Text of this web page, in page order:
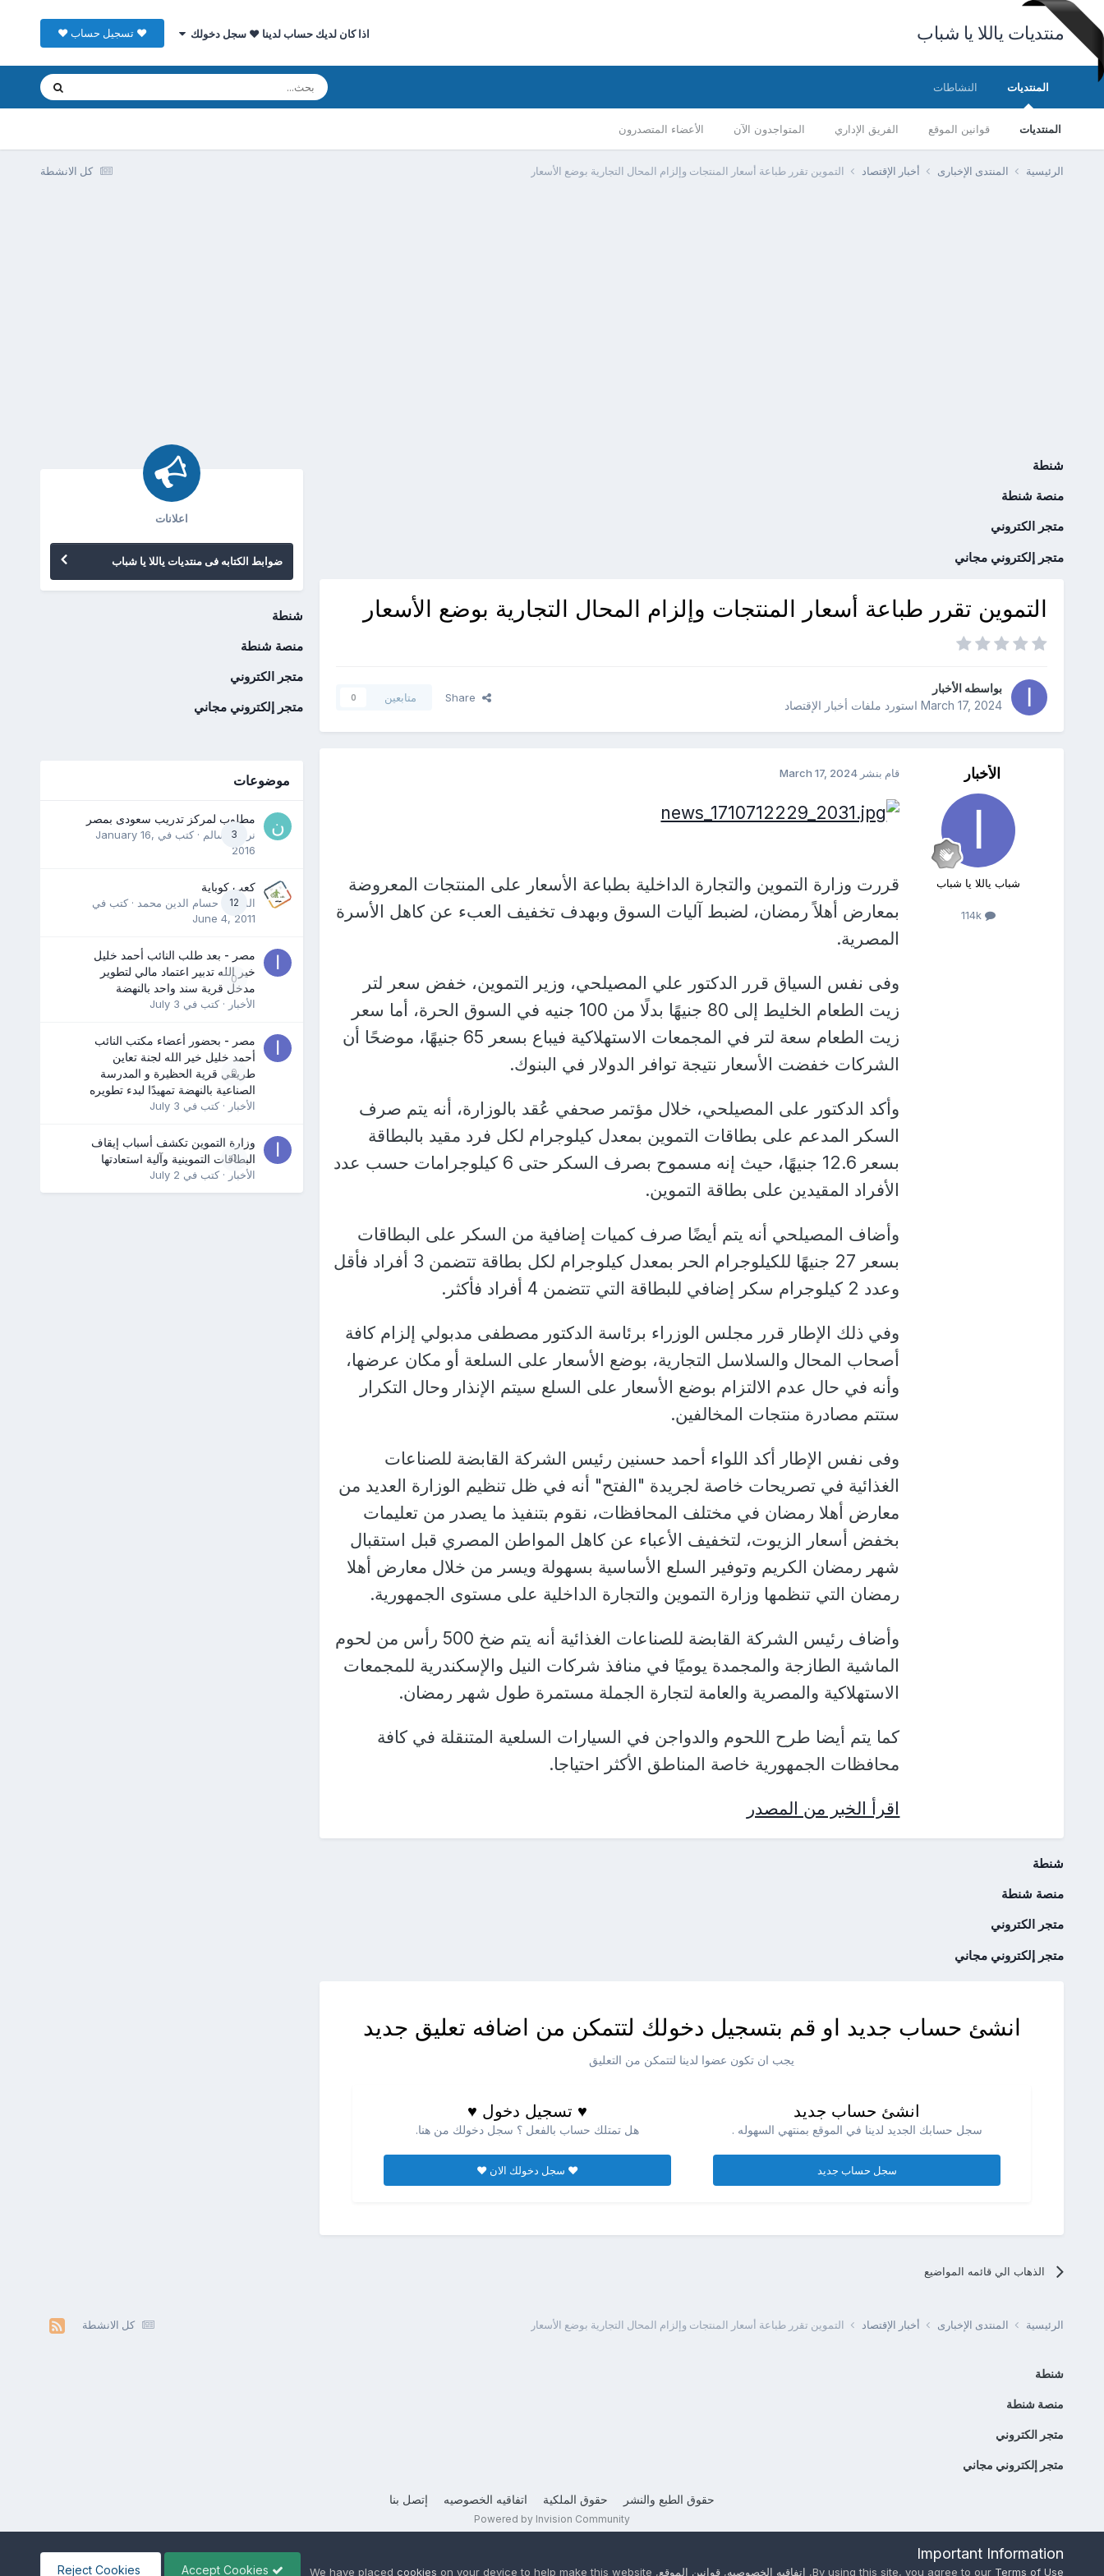
منتديات ياللا يا شباب اذا كان لديك حساب لدينا ♥ سجل دخولك ♥ تسجيل حساب ♥
المنتديات
المنتديات قوانين الموقع الفريق الإداري المتواجدون الآن الأعضاء المتصدرون
النشاطات
كل الانشطة الرئيسية المنتدى الإخبارى أخبار الإقتصاد التموين تقرر طباعة أسعار المنتجات وإلزام المحال التجارية بوضع الأسعار
شنطة
منصة شنطة
متجر الكتروني
متجر إلكتروني مجاني
التموين تقرر طباعة أسعار المنتجات وإلزام المحال التجارية بوضع الأسعار
بواسطه الأخبار
March 17, 2024استورد ملفات أخبار الإقتصاد
Share متابعين 0
الأخبار
شباب ياللا يا شباب
114k
قام بنشر March 17, 2024
قررت وزارة التموين والتجارة الداخلية بطباعة الأسعار على المنتجات المعروضة
بمعارض أهلاً رمضان، لضبط آليات السوق وبهدف تخفيف العبء عن كاهل الأسرة
المصرية.
وفى نفس السياق قرر الدكتور علي المصيلحي، وزير التموين، خفض سعر لتر
زيت الطعام الخليط إلى 80 جنيهًا بدلًا من 100 جنيه في السوق الحرة، أما سعر
زيت الطعام سعة لتر في المجمعات الاستهلاكية فيباع بسعر 65 جنيهًا، موضحًا أن
الشركات خفضت الأسعار نتيجة توافر الدولار في البنوك.
وأكد الدكتور على المصيلحي، خلال مؤتمر صحفي عُقد بالوزارة، أنه يتم صرف
السكر المدعم على بطاقات التموين بمعدل كيلوجرام لكل فرد مقيد بالبطاقة
بسعر 12.6 جنيهًا، حيث إنه مسموح بصرف السكر حتى 6 كيلوجرامات حسب عدد
الأفراد المقيدين على بطاقة التموين.
وأضاف المصيلحي أنه يتم أيضًا صرف كميات إضافية من السكر على البطاقات
بسعر 27 جنيهًا للكيلوجرام الحر بمعدل كيلوجرام لكل بطاقة تتضمن 3 أفراد فأقل
وعدد 2 كيلوجرام سكر إضافي للبطاقة التي تتضمن 4 أفراد فأكثر.
وفي ذلك الإطار قرر مجلس الوزراء برئاسة الدكتور مصطفى مدبولي إلزام كافة
أصحاب المحال والسلاسل التجارية، بوضع الأسعار على السلعة أو مكان عرضها،
وأنه في حال عدم الالتزام بوضع الأسعار على السلع سيتم الإنذار وحال التكرار
ستتم مصادرة منتجات المخالفين.
وفى نفس الإطار أكد اللواء أحمد حسنين رئيس الشركة القابضة للصناعات
الغذائية في تصريحات خاصة لجريدة "الفتح" أنه في ظل تنظيم الوزارة العديد من
معارض أهلا رمضان في مختلف المحافظات، نقوم بتنفيذ ما يصدر من تعليمات
بخفض أسعار الزيوت، لتخفيف الأعباء عن كاهل المواطن المصري قبل استقبال
شهر رمضان الكريم وتوفير السلع الأساسية بسهولة ويسر من خلال معارض أهلا
رمضان التي تنظمها وزارة التموين والتجارة الداخلية على مستوى الجمهورية.
وأضاف رئيس الشركة القابضة للصناعات الغذائية أنه يتم ضخ 500 رأس من لحوم
الماشية الطازجة والمجمدة يوميًا في منافذ شركات النيل والإسكندرية للمجمعات
الاستهلاكية والمصرية والعامة لتجارة الجملة مستمرة طول شهر رمضان.
كما يتم أيضا طرح اللحوم والدواجن في السيارات السلعية المتنقلة في كافة
محافظات الجمهورية خاصة المناطق الأكثر احتياجا.
اقرأ الخبر من المصدر
شنطة
منصة شنطة
متجر الكتروني
متجر إلكتروني مجاني
انشئ حساب جديد او قم بتسجيل دخولك لتتمكن من اضافه تعليق جديد
يجب ان تكون عضوا لدينا لتتمكن من التعليق
انشئ حساب جديد
سجل حسابك الجديد لدينا في الموقع بمنتهي السهوله .
سجل حساب جديد
♥ تسجيل دخول ♥
هل تمتلك حساب بالفعل ؟ سجل دخولك من هنا.
♥ سجل دخولك الان ♥
الذهاب الي قائمه المواضيع
اعلانات
ضوابط الكتابه فى منتديات ياللا يا شباب
شنطة
منصة شنطة
متجر الكتروني
متجر إلكتروني مجاني
موضوعات
3
مطلوب لمركز تدريب سعودى بمصر
نرمين سالم · كتب في January 16,
2016
12
كعب كوباية
المدرب حسام الدين محمد · كتب في
June 4, 2011
0
مصر - بعد طلب النائب أحمد خليل
خير الله تدبير اعتماد مالي لتطوير
مدخل قرية سند واحد بالنهضة
الأخبار · كتب في July 3
0
مصر - بحضور أعضاء مكتب النائب
أحمد خليل خير الله لجنة تعاين
طريقي قرية الحظيرة و المدرسة
الصناعية بالنهضة تمهيدًا لبدء تطويره
الأخبار · كتب في July 3
0
وزارة التموين تكشف أسباب إيقاف
البطاقات التموينية وآلية استعادتها
الأخبار · كتب في July 2
كل الانشطة الرئيسية المنتدى الإخبارى أخبار الإقتصاد التموين تقرر طباعة أسعار المنتجات وإلزام المحال التجارية بوضع الأسعار
شنطة
منصة شنطة
متجر الكتروني
متجر إلكتروني مجاني
حقوق الطبع والنشر حقوق الملكية اتفاقيه الخصوصيه إتصل بنا
Powered by Invision Community
Important Information
By using this site, you agree to our Terms of Use
, اتفاقيه الخصوصيه, قوانين الموقع, We have placed
cookies on your device to help make this website